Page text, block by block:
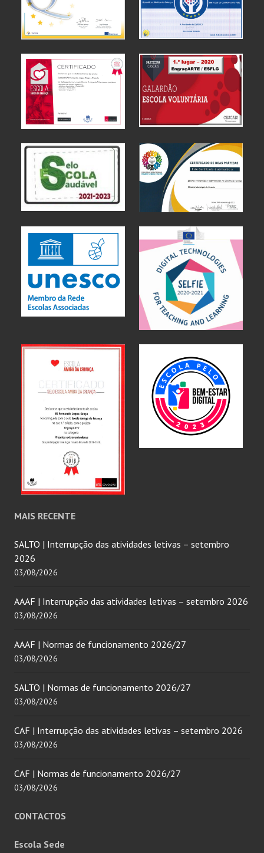
MAIS RECENTE
SALTO | Interrupção das atividades letivas – setembro
2026
03/08/2026
AAAF | Interrupção das atividades letivas – setembro 2026
03/08/2026
AAAF | Normas de funcionamento 2026/27
03/08/2026
SALTO | Normas de funcionamento 2026/27
03/08/2026
CAF | Interrupção das atividades letivas – setembro 2026
03/08/2026
CAF | Normas de funcionamento 2026/27
03/08/2026
CONTACTOS
Escola Sede